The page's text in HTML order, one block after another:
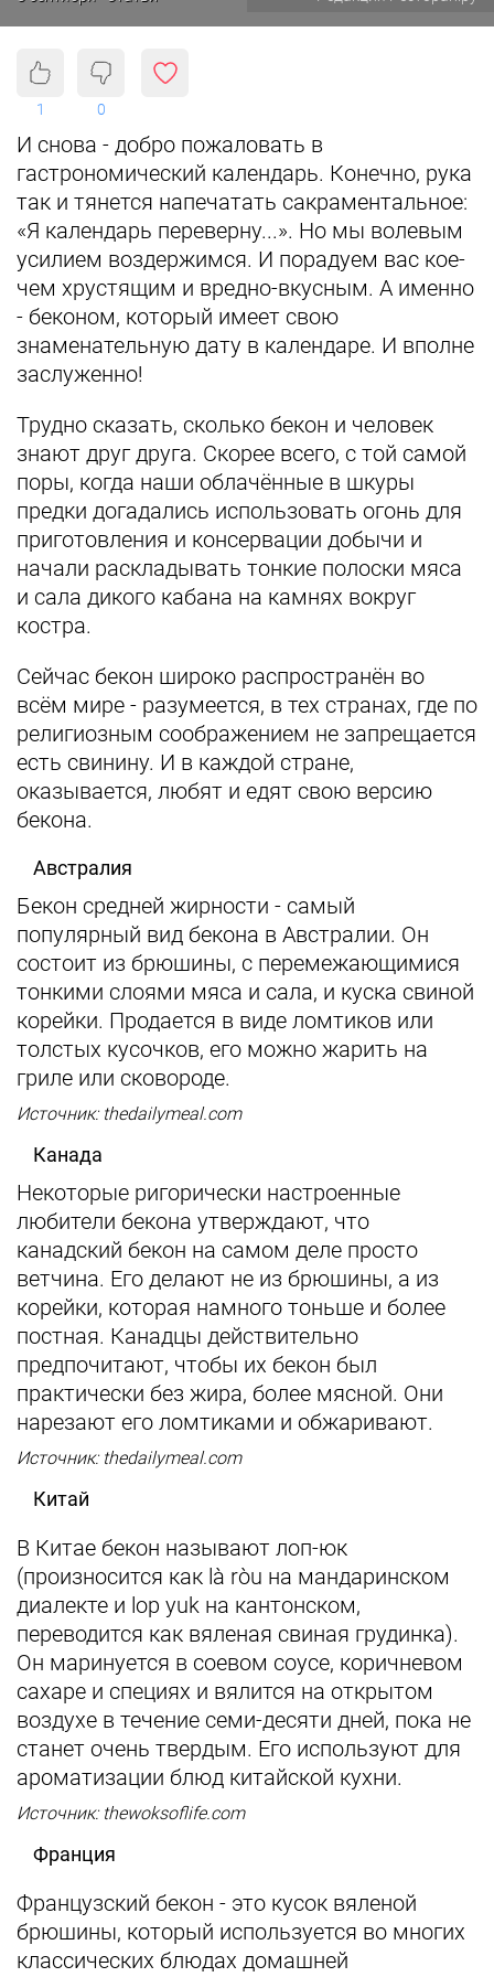
1 0
И снова - добро пожаловать в
гастрономический календарь. Конечно, рука
так и тянется напечатать сакраментальное:
«Я календарь переверну...». Но мы волевым
усилием воздержимся. И порадуем вас кое-
чем хрустящим и вредно-вкусным. А именно
- беконом, который имеет свою
знаменательную дату в календаре. И вполне
заслуженно!
Трудно сказать, сколько бекон и человек
знают друг друга. Скорее всего, с той самой
поры, когда наши облачённые в шкуры
предки догадались использовать огонь для
приготовления и консервации добычи и
начали раскладывать тонкие полоски мяса
и сала дикого кабана на камнях вокруг
костра.
Сейчас бекон широко распространён во
всём мире - разумеется, в тех странах, где по
религиозным соображением не запрещается
есть свинину. И в каждой стране,
оказывается, любят и едят свою версию
бекона.
Австралия
Бекон средней жирности - самый
популярный вид бекона в Австралии. Он
состоит из брюшины, с перемежающимися
тонкими слоями мяса и сала, и куска свиной
корейки. Продается в виде ломтиков или
толстых кусочков, его можно жарить на
гриле или сковороде.
Источник: thedailymeal.com
Канада
Некоторые ригорически настроенные
любители бекона утверждают, что
канадский бекон на самом деле просто
ветчина. Его делают не из брюшины, а из
корейки, которая намного тоньше и более
постная. Канадцы действительно
предпочитают, чтобы их бекон был
практически без жира, более мясной. Они
нарезают его ломтиками и обжаривают.
Источник: thedailymeal.com
Китай
В Китае бекон называют лоп-юк
(произносится как là ròu на мандаринском
диалекте и lop yuk на кантонском,
переводится как вяленая свиная грудинка).
Он маринуется в соевом соусе, коричневом
сахаре и специях и вялится на открытом
воздухе в течение семи-десяти дней, пока не
станет очень твердым. Его используют для
ароматизации блюд китайской кухни.
Источник: thewoksoflife.com
Франция
Французский бекон - это кусок вяленой
брюшины, который используется во многих
классических блюдах домашней